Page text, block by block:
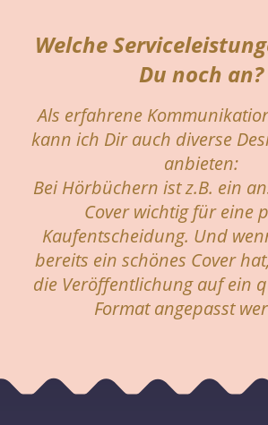
Welche
Du noch an?
Als erfahrene
kann ich Dir auch diverse
anbieten:
Bei Hörbüchern ist z.B. ein
Cover wichtig für eine
Kaufentscheidung. Und
bereits ein schönes Cover
die Veröffentlichung auf ein
Format angepasst